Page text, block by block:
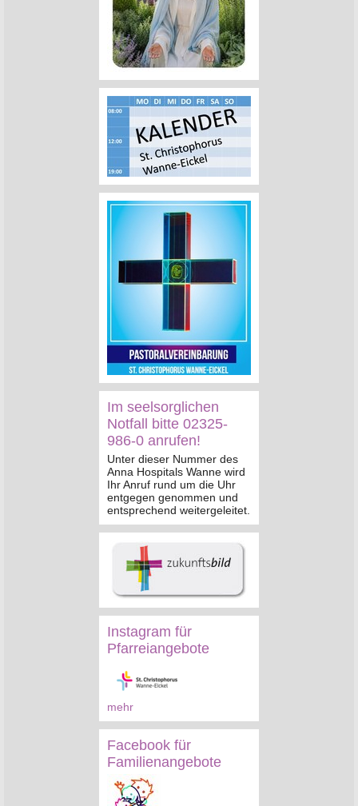
Im seelsorglichen
Notfall bitte 02325-
986-0 anrufen!
Unter dieser Nummer des
Anna Hospitals Wanne wird
Ihr Anruf rund um die Uhr
entgegen genommen und
entsprechend weitergeleitet.
Instagram für
Pfarreiangebote
mehr
Facebook für
Familienangebote